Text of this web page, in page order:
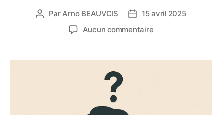
Auteur
ParArno BEAUVOIS
Date
de
15 avril 2025
Aucun commentairesur
objets